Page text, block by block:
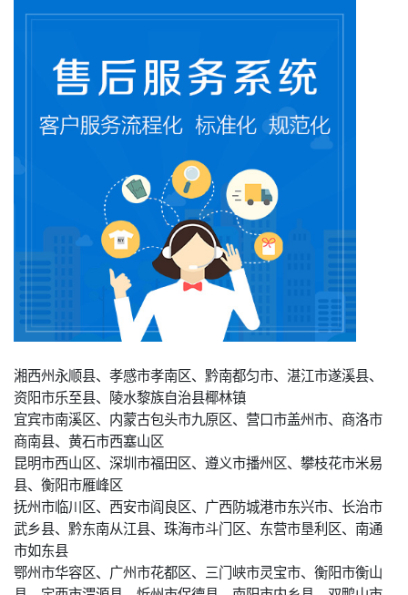
湘西州永顺县、孝感市孝南区、黔南都匀市、湛江市遂溪县、
资阳市乐至县、陵水黎族自治县椰林镇
宜宾市南溪区、内蒙古包头市九原区、营口市盖州市、商洛市
商南县、黄石市西塞山区
昆明市西山区、深圳市福田区、遵义市播州区、攀枝花市米易
县、衡阳市雁峰区
抚州市临川区、西安市阎良区、广西防城港市东兴市、长治市
武乡县、黔东南从江县、珠海市斗门区、东营市垦利区、南通
市如东县
鄂州市华容区、广州市花都区、三门峡市灵宝市、衡阳市衡山